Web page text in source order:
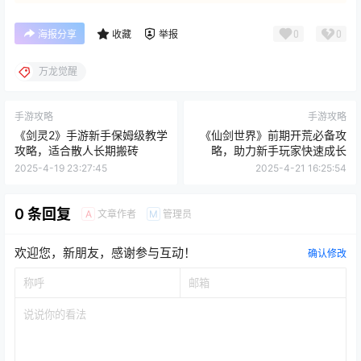
海报分享 收藏 举报 0 0
万龙觉醒
手游攻略
《剑灵2》手游新手保姆级教学
攻略，适合散人长期搬砖
2025-4-19 23:27:45
手游攻略
《仙剑世界》前期开荒必备攻
略，助力新手玩家快速成长
2025-4-21 16:25:54
0 条回复 A 文章作者 M 管理员
欢迎您，新朋友，感谢参与互动！ 确认修改